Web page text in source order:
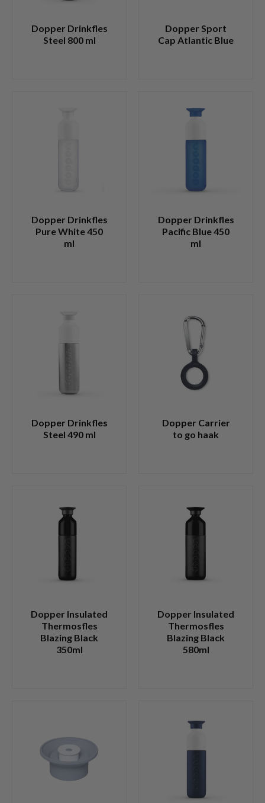
Dopper Drinkfles
Steel 800 ml
Dopper Sport
Cap Atlantic Blue
Dopper Drinkfles
Pure White 450
ml
Dopper Drinkfles
Pacific Blue 450
ml
Dopper Drinkfles
Steel 490 ml
Dopper Carrier
to go haak
Dopper Insulated
Thermosfles
Blazing Black
350ml
Dopper Insulated
Thermosfles
Blazing Black
580ml